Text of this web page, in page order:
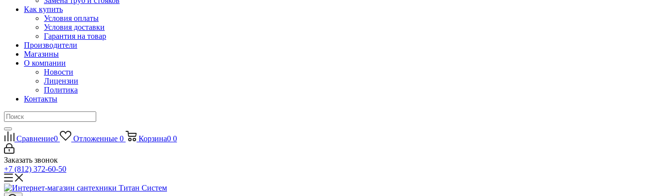
Как купить
Условия оплаты
Условия доставки
Гарантия на товар
Производители
Магазины
О компании
Новости
Лицензии
Политика
Контакты
Сравнение0 Отложенные 0 Корзина0 0
Заказать звонок
+7 (812) 372-60-50